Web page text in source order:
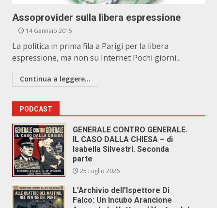
Assoprovider sulla libera espressione
14 Gennaio 2015
La politica in prima fila a Parigi per la libera
espressione, ma non su Internet Pochi giorni...
Continua a leggere...
PODCAST
GENERALE CONTRO GENERALE.
IL CASO DALLA CHIESA – di
Isabella Silvestri. Seconda
parte
25 Luglio 2026
L’Archivio dell’Ispettore Di
Falco: Un Incubo Arancione